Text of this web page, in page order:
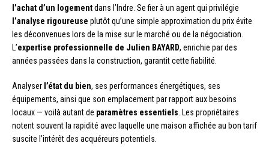
l’achat d’un logementdans l’Indre. Se fier à un agent qui privilégie
l’analyse rigoureuse plutôt qu’une simple approximation du prix évite
les déconvenues lors de la mise sur le marché ou de la négociation.
L’expertise professionnelle de Julien BAYARD, enrichie par des
années passées dans la construction, garantit cette fiabilité.
Analyser l’état du bien, ses performances énergétiques, ses
équipements, ainsi que son emplacement par rapport aux besoins
locaux — voilà autant de paramètres essentiels . Les propriétaires
notent souvent la rapidité avec laquelle une maison affichée au bon tarif
suscite l’intérêt des acquéreurs potentiels.